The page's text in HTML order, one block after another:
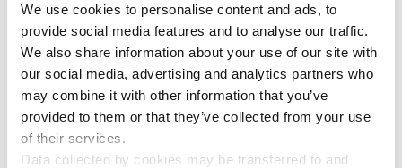
We use cookies to personalise content and ads, to
provide social media features and to analyse our traffic.
We also share information about your use of our site with
our social media, advertising and analytics partners who
may combine it with other information that you’ve
provided to them or that they’ve collected from your use
of their services.
Data collected by cookies may be transferred to and
まう必要はありません。使うときはスマートフォ
ンを機内モードに設定すればいいのです。リモコ
ン機能は諦めないといけませんが。